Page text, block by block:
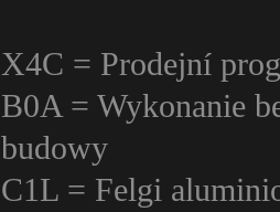
X4C = Prodejní
B0A = Wykonanie
budowy
C1L = Felgi